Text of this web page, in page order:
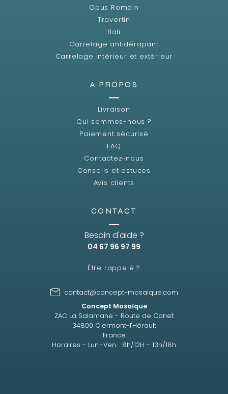
Opus Romain
Travertin
Bali
Carrelage antidérapant
Carrelage intérieur et extérieur
A PROPOS
Livraison
Qui sommes-nous ?
Paiement sécurisé
FAQ
Contactez-nous
Conseils et astuces
Avis clients
CONTACT
Besoin d'aide ?
04 67 96 97 99
Être rappelé ?
contact@concept-mosaique.com
Concept Mosaïque
ZAC La Salamane - Route de Canet
34800 Clermont-l'Hérault
France
Horaires - Lun.-Ven. : 8h/12H - 13h/18h